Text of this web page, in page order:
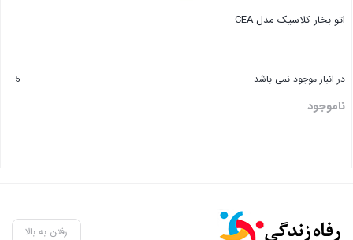
اتو بخار کلاسیک مدل CEA
در انبار موجود نمی باشد 5
ناموجود
رفتن به بالا